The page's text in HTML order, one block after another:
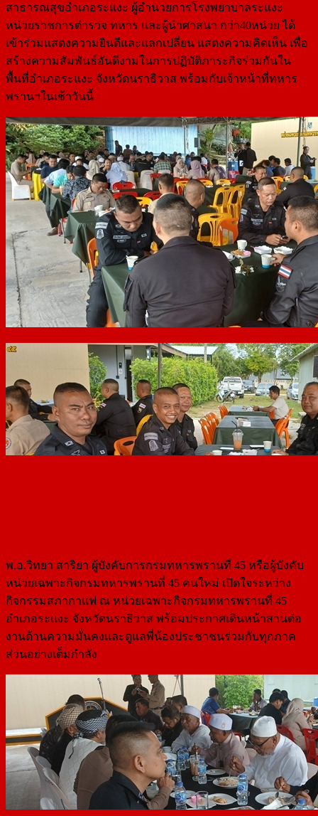
สาธารณสุขอำเภอระแงะ ผู้อำนวยการโรงพยาบาลระแงะ
หน่วยราชการตำรวจ ทหาร และผู้นำศาสนา กว่า40หน่วย ได้
เข้าร่วมแสดงความยินดีและแลกเปลี่ยน แสดงความคิดเห็น เพื่อ
สร้างความสัมพันธ์อันดีงามในการปฏิบัติภาระกิจร่วมกันใน
พื้นที่อำเภอระแงะ จังหวัดนราธิวาส พร้อมกับเจ้าหน้าที่ทหาร
พรานฯในเช้าวันนี้
พ.อ.วิทยา สาริยา ผู้บังคับการกรมทหารพรานที่ 45 หรือผู้บังคับ
หน่วยเฉพาะกิจกรมทหารพรานที่ 45 คนใหม่ เปิดใจระหว่าง
กิจกรรมสภากาแฟ ณ หน่วยเฉพาะกิจกรมทหารพรานที่ 45
อำเภอระแงะ จังหวัดนราธิวาส พร้อมประกาศเดินหน้าสานต่อ
งานด้านความมั่นคงและดูแลพี่น้องประชาชนร่วมกับทุกภาค
ส่วนอย่างเต็มกำลัง